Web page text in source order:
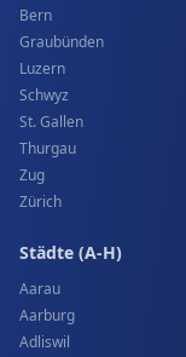
Bern
Graubünden
Luzern
Schwyz
St. Gallen
Thurgau
Zug
Zürich
Städte (A-H)
Aarau
Aarburg
Adliswil